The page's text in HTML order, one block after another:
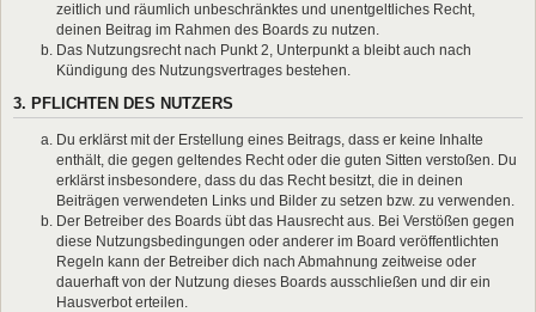
zeitlich und räumlich unbeschränktes und unentgeltliches Recht,
deinen Beitrag im Rahmen des Boards zu nutzen.
Das Nutzungsrecht nach Punkt 2, Unterpunkt a bleibt auch nach
Kündigung des Nutzungsvertrages bestehen.
3. PFLICHTEN DES NUTZERS
Du erklärst mit der Erstellung eines Beitrags, dass er keine Inhalte
enthält, die gegen geltendes Recht oder die guten Sitten verstoßen. Du
erklärst insbesondere, dass du das Recht besitzt, die in deinen
Beiträgen verwendeten Links und Bilder zu setzen bzw. zu verwenden.
Der Betreiber des Boards übt das Hausrecht aus. Bei Verstößen gegen
diese Nutzungsbedingungen oder anderer im Board veröffentlichten
Regeln kann der Betreiber dich nach Abmahnung zeitweise oder
dauerhaft von der Nutzung dieses Boards ausschließen und dir ein
Hausverbot erteilen.